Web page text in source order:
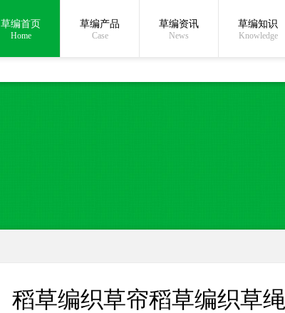
在线沟通:
草编首页
Home
草编产品
Case
草编资讯
News
草编知识
Knowledge
稻草编织草帘稻草编织草绳